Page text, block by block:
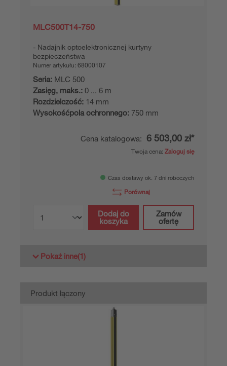
MLC500T14-750
Nadajnik optoelektronicznej kurtyny
bezpieczeństwa
Numer artykułu: 68000107
Seria: MLC 500
Zasięg, maks.: 0 ... 6 m
Rozdzielczość: 14 mm
Wysokośćpola ochronnego: 750 mm
Cena katalogowa: 6 503,00 zł*
Twoja cena: Zaloguj się
Czas dostawy ok. 7 dni roboczych
Porównaj
Dodaj do
koszyka
Zamów
ofertę
Pokaż inne(1)
Produkt łączony